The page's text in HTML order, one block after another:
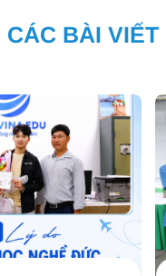
CÁC BÀI VIẾT